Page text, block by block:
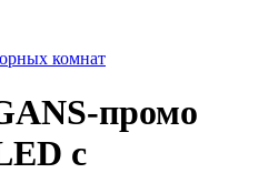
комнат
промо
с